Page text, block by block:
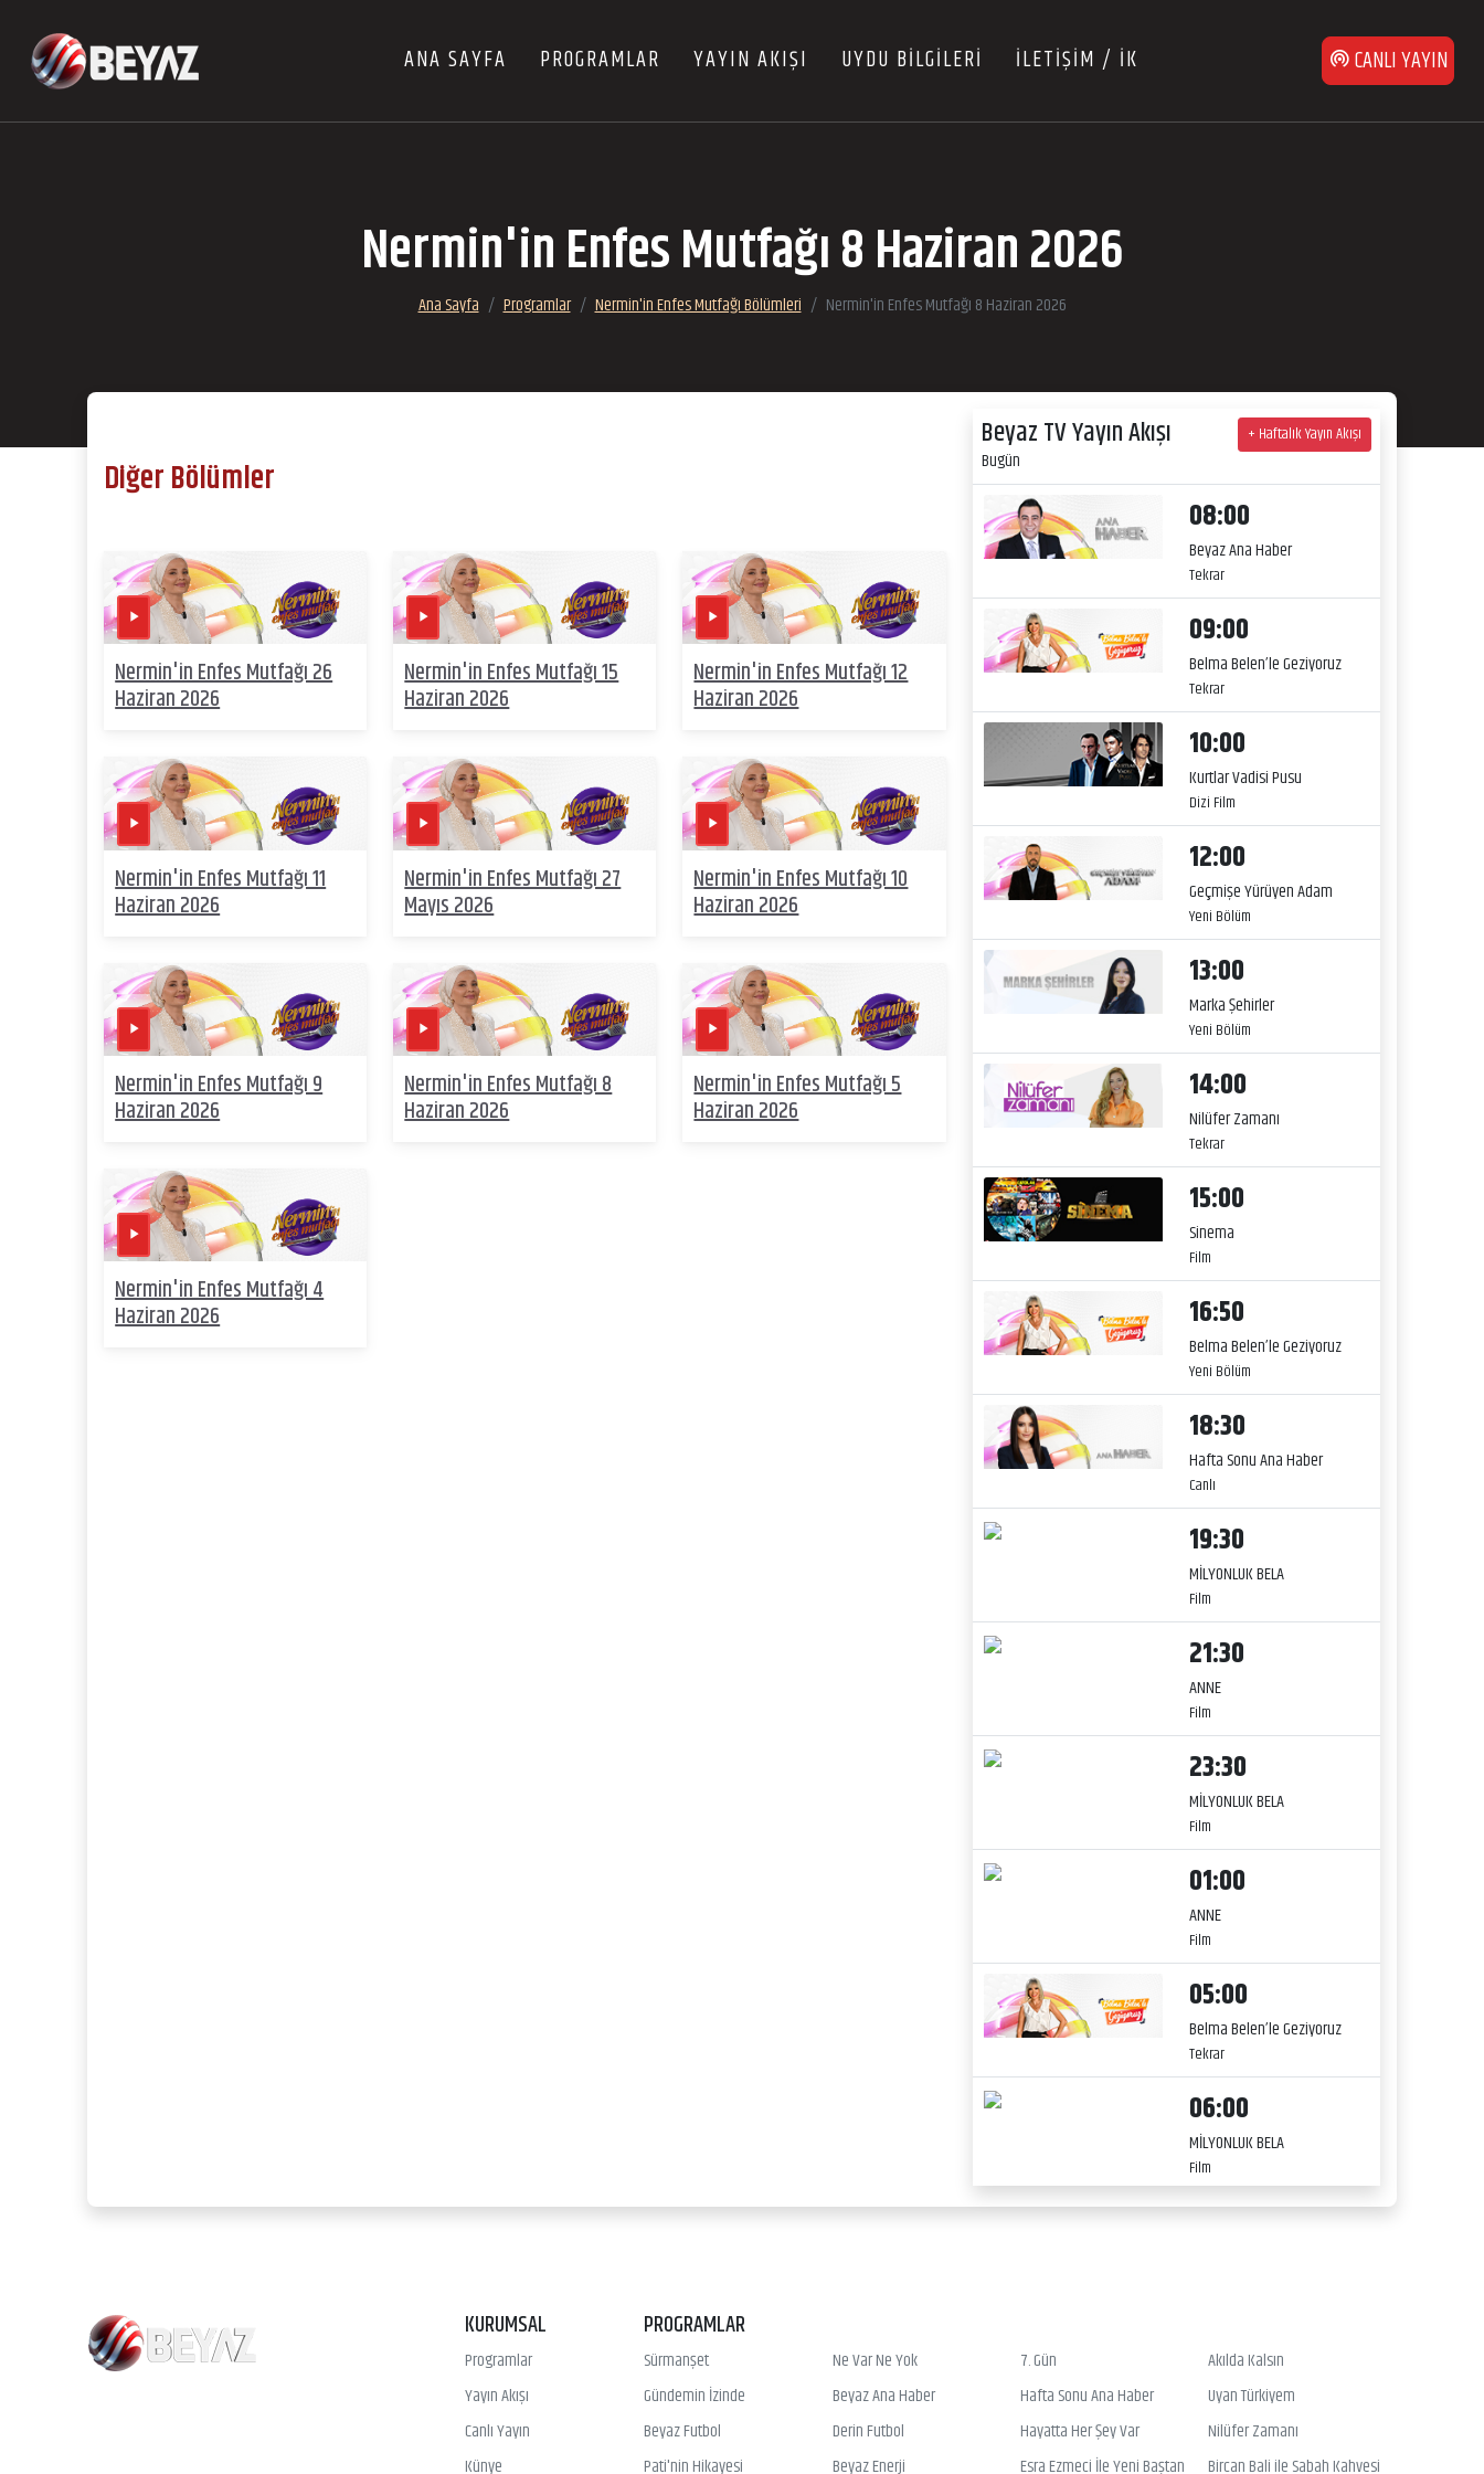
ANA SAYFA PROGRAMLAR YAYIN AKIŞI UYDU BİLGİLERİ İLETİŞİM / İK CANLI YAYIN
Nermin'in Enfes Mutfağı 8 Haziran 2026
Ana Sayfa Programlar Nermin'in Enfes Mutfağı Bölümleri Nermin'in Enfes Mutfağı 8 Haziran 2026
Diğer Bölümler
Nermin'in Enfes Mutfağı 26
Haziran 2026
Nermin'in Enfes Mutfağı 15
Haziran 2026
Nermin'in Enfes Mutfağı 12
Haziran 2026
Nermin'in Enfes Mutfağı 11
Haziran 2026
Nermin'in Enfes Mutfağı 27
Mayıs 2026
Nermin'in Enfes Mutfağı 10
Haziran 2026
Nermin'in Enfes Mutfağı 9
Haziran 2026
Nermin'in Enfes Mutfağı 8
Haziran 2026
Nermin'in Enfes Mutfağı 5
Haziran 2026
Nermin'in Enfes Mutfağı 4
Haziran 2026
Beyaz TV Yayın Akışı
Bugün
+ Haftalık Yayın Akışı
08:00
Beyaz Ana Haber
Tekrar
09:00
Belma Belen’le Geziyoruz
Tekrar
10:00
Kurtlar Vadisi Pusu
Dizi Film
12:00
Geçmişe Yürüyen Adam
Yeni Bölüm
13:00
Marka Şehirler
Yeni Bölüm
14:00
Nilüfer Zamanı
Tekrar
15:00
Sinema
Film
16:50
Belma Belen’le Geziyoruz
Yeni Bölüm
18:30
Hafta Sonu Ana Haber
Canlı
19:30
MİLYONLUK BELA
Film
21:30
ANNE
Film
23:30
MİLYONLUK BELA
Film
01:00
ANNE
Film
05:00
Belma Belen’le Geziyoruz
Tekrar
06:00
MİLYONLUK BELA
Film
KURUMSAL
Programlar
Yayın Akışı
Canlı Yayın
Künye
PROGRAMLAR
Sürmanşet Ne Var Ne Yok 7. Gün
Akılda Kalsın
Gündemin İzinde
Beyaz Ana Haber Hafta Sonu Ana Haber
Uyan Türkiyem
Beyaz Futbol
Derin Futbol Hayatta Her Şey Var
Nilüfer Zamanı
Pati'nin Hikayesi
Beyaz Enerji Esra Ezmeci İle Yeni Baştan Bircan Bali ile Sabah Kahvesi